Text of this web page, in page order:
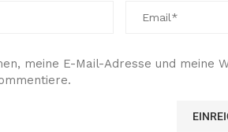
meine E-Mail-Adresse und meine